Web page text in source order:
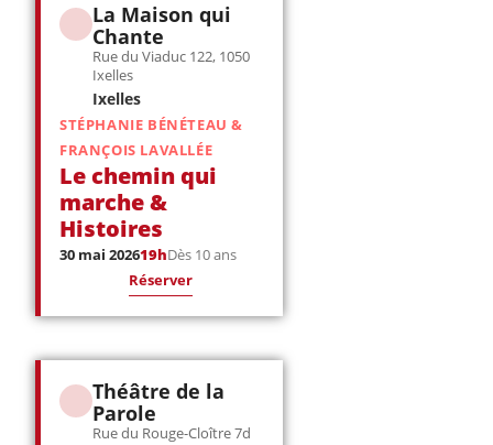
La Maison qui
Chante
Rue du Viaduc 122, 1050
Ixelles
Ixelles
STÉPHANIE BÉNÉTEAU &
FRANÇOIS LAVALLÉE
Le chemin qui
marche &
Histoires
30 mai 202619hDès 10 ans
Réserver
Théâtre de la
Parole
Rue du Rouge-Cloître 7d